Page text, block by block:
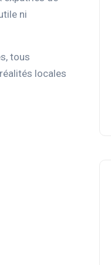
ni
tous
locales